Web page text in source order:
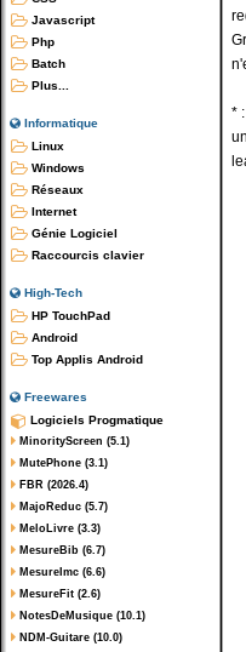
Javascript
Php
Batch
Plus...
Informatique
Linux
Windows
Réseaux
Internet
Génie Logiciel
Raccourcis clavier
High-Tech
HP TouchPad
Android
Top Applis Android
Freewares
Logiciels Progmatique
MinorityScreen (5.1)
MutePhone (3.1)
FBR (2026.4)
MajoReduc (5.7)
MeloLivre (3.3)
MesureBib (6.7)
MesureImc (6.6)
MesureFit (2.6)
NotesDeMusique (10.1)
NDM-Guitare (10.0)
* :